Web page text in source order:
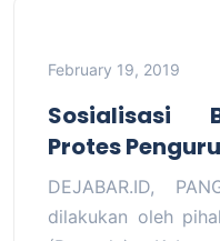
February 19, 2019
Sosialisasi
Protes
DEJABAR.ID,
dilakukan oleh